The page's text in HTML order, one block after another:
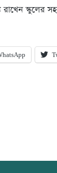
রাখেন স্কুলের